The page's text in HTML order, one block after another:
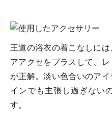
王道の浴衣の着こなしに
アアクセをプラスして、
が正解。淡い色合いのア
インでも主張し過ぎない
す。